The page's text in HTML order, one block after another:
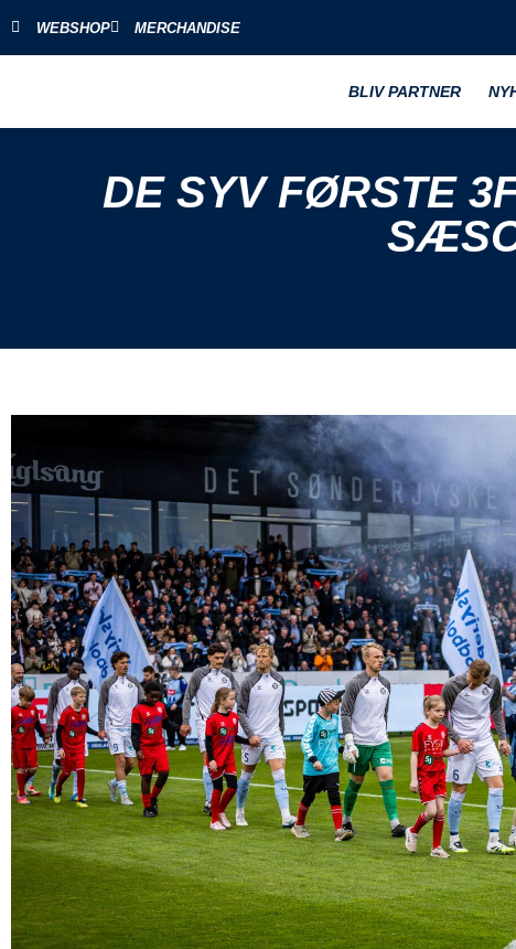
WEBSHOP MERCHANDISE
BLIV PARTNER
DE SYV FØRSTE